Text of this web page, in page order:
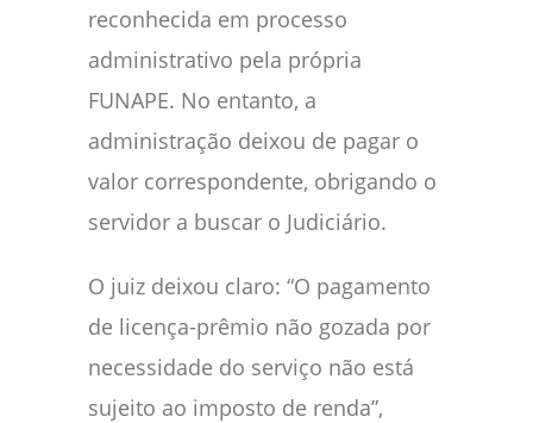
reconhecida em processo
administrativo pela própria
FUNAPE. No entanto, a
administração deixou de pagar o
valor correspondente, obrigando o
servidor a buscar o Judiciário.
O juiz deixou claro: “O pagamento
de licença-prêmio não gozada por
necessidade do serviço não está
sujeito ao imposto de renda”,